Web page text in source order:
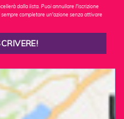
dalla lista. Puoi annullare l'iscrizione
completare un'azione senza attivare